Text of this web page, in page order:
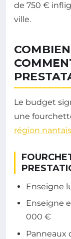
de 750 €
ville.
Le budget
une
région
Enseigne
Enseigne
000 €
Panneaux